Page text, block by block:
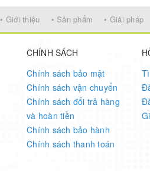
• Giới thiệu • Sản phẩm • Giải pháp
CHÍNH SÁCH
Chính sách bảo mật
Chính sách vận chuyển
Chính sách đổi trả hàng
và hoàn tiền
Chính sách bảo hành
Chính sách thanh toán